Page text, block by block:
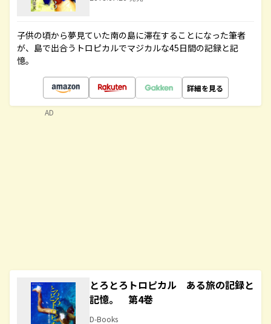
子供の頃から夢見ていた南の島に滞在することになった筆者
が、島で出合うトロピカルでマジカルな45日間の記録と記
憶。
詳細を見る
とろとろトロピカル ある旅の記録と
記憶。 第4巻
D-Books
AD